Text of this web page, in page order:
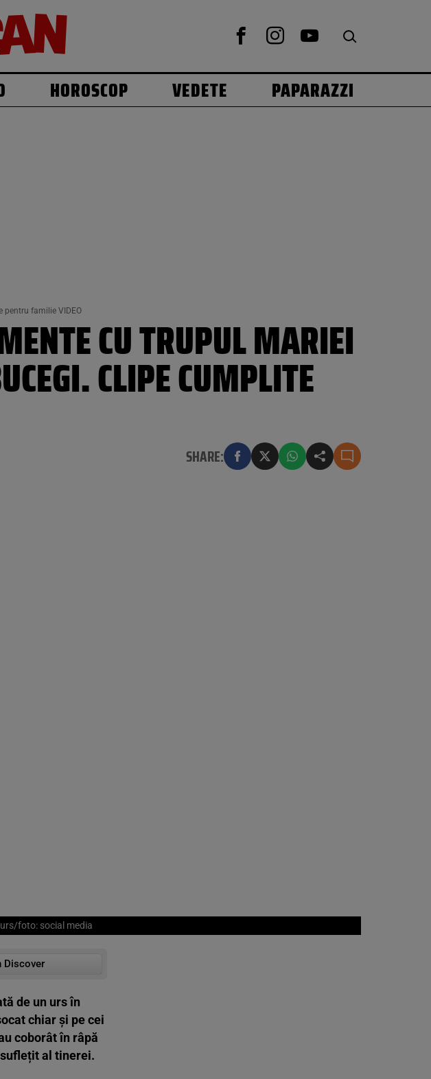
HOROSCOP VEDETE PAPARAZZI
pentru familie VIDEO
CU TRUPUL MARIEI
CLIPE CUMPLITE
SHARE:
foto: social media
Discover
de un urs în
chiar și pe cei
coborât în râpă
al tinerei.